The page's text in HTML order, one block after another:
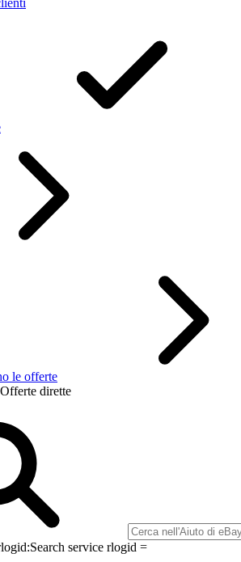
le offerte
dirette
Search service rlogid =